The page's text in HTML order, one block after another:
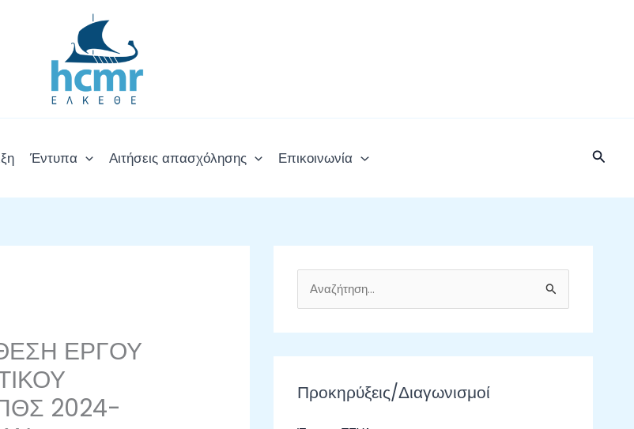
Έντυπα Αιτήσεις απασχόλησης Επικοινωνία
ΕΡΓΟΥ
2024-
ν
α
ζ
ή
Προκηρύξεις/Διαγωνισμοί